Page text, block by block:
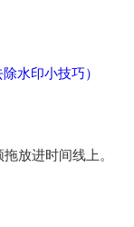
放进时间线上。